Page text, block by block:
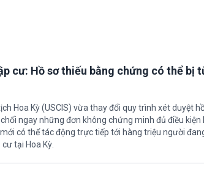
cư: Hồ sơ thiếu bằng chứng có thể bị
Hoa Kỳ (USCIS) vừa thay đổi quy trình xét duyệt
ngay những đơn không chứng minh đủ điều kiện
có thể tác động trực tiếp tới hàng triệu người
tại Hoa Kỳ.